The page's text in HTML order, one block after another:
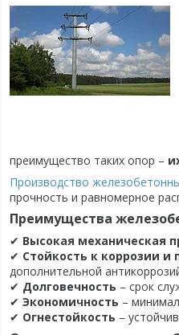
преимущество таких опор –
Производство
прочность и равномерное
Преимущества
✔ Высокая механическая
✔ Стойкость к коррозии
дополнительной
✔ Долговечность – срок
✔ Экономичность –
✔ Огнестойкость –